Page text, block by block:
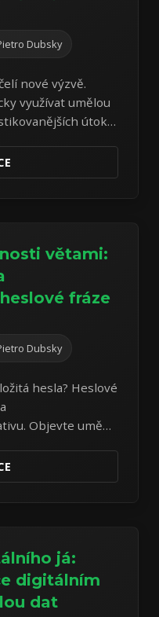
Dubsky
nové výzvě.
využívat umělou
útoků,
odhaluje
útoků.
větami:
fráze
Dubsky
hesla? Heslové
Objevte umění
já:
digitálním
dat